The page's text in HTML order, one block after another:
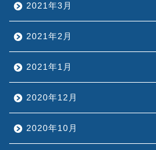
2021年3月
2021年2月
2021年1月
2020年12月
2020年10月